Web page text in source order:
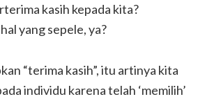
kasih kepada kita?
yang sepele, ya?
“terima kasih”, itu artinya kita
individu karena telah ‘memilih’